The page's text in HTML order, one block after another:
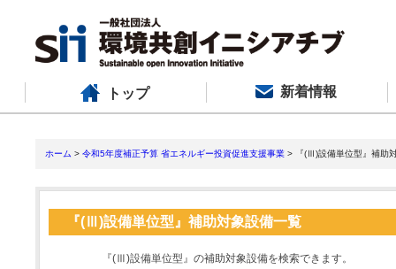
トップ 新着情報
ホーム > 令和5年度補正予算 省エネルギー投資促進支援事業 > 『(Ⅲ)設備単位型』補助
『(Ⅲ)設備単位型』補助対象設備一覧
『(Ⅲ)設備単位型』の補助対象設備を検索できます。